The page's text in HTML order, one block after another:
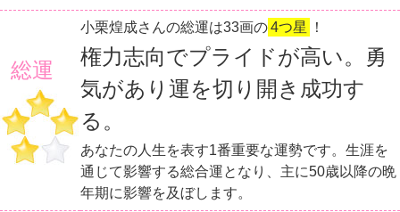
総運
小栗煌成さんの総運は33画の4つ星 ！
権力志向でプライドが高い。勇
気があり運を切り開き成功す
る。
あなたの人生を表す1番重要な運勢です。生涯を
通じて影響する総合運となり、主に50歳以降の晩
年期に影響を及ぼします。